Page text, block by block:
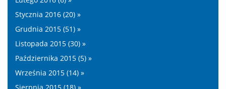
Stycznia 2016 (20) »
Grudnia 2015 (51) »
Listopada 2015 (30) »
Października 2015 (5) »
Września 2015 (14) »